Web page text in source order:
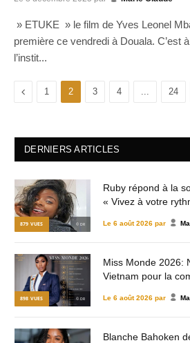
» ETUKE » le film de Yves Leonel
première ce vendredi à Douala. C’est
l’instit...
Previous
1 2 3 4 ... 24
DERNIERS ARTICLES
879 VUES © DR
Ruby répond à la
« Vivez à votre
Le 6 août 2026 par
898 VUES © DR
Miss Monde 2026:
Vietnam pour la
Le 6 août 2026 par
Blanche Bahoken